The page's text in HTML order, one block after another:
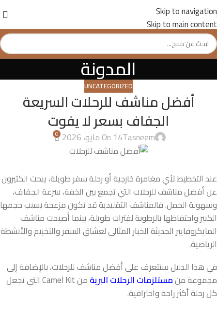
Skip to navigation
Skip to main content
المدونة
UNCATEGORIZED
أفضل مناشف للرحلات السريعة
الجفاف بسعر لا يفوت
TasneemOn 14 مايو، 2026 0
عند التخطيط لأي مغامرة خارجية أو رحلة سفر طويلة، يبحث الكثيرون
عن أفضل مناشف للرحلات التي تجمع بين الخفة، سرعة الجفاف،
وسهولة الحمل. فالمناشف التقليدية قد تكون مزعجة بسبب حجمها
الكبير واحتفاظها بالرطوبة لفترات طويلة، بينما أصبحت مناشف
المايكروفايبر الحديثة الخيار المثالي لعشاق السفر والتخييم والأنشطة
الرياضية.
في هذا الدليل ستتعرف على أفضل مناشف للرحلات، بالإضافة إلى
مجموعة منمستلزمات الرحلات البرية
من Camel Kit التي تجعل
كل رحلة أكثر راحة واحترافية.